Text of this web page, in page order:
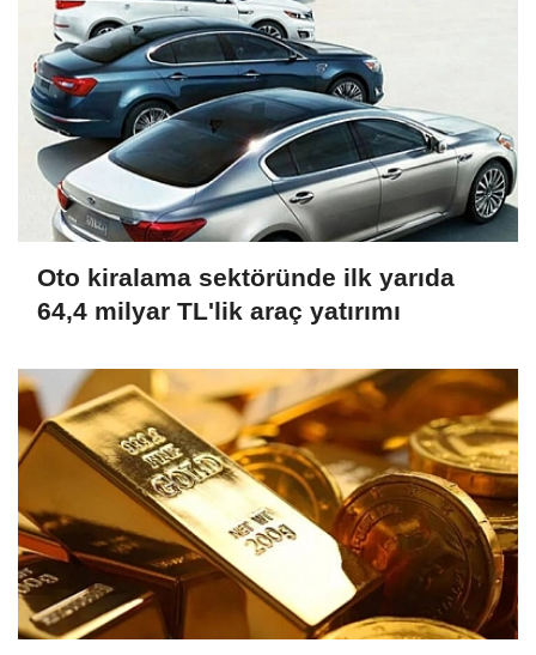
Oto kiralama sektöründe ilk yarıda
64,4 milyar TL'lik araç yatırımı